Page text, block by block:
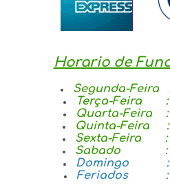
Horario de
Segunda-Feira :
Terça-Feira :
Quarta-Feira :
Quinta-Feira :
Sexta-Feira :
Sabado :
Domingo :
Feriados :